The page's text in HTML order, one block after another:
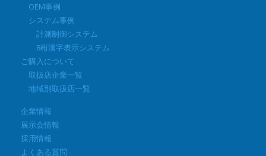
OEM事例
システム事例
計測制御システム
8桁漢字表示システム
ご購入について
取扱店企業一覧
地域別取扱店一覧
企業情報
展示会情報
採用情報
よくある質問